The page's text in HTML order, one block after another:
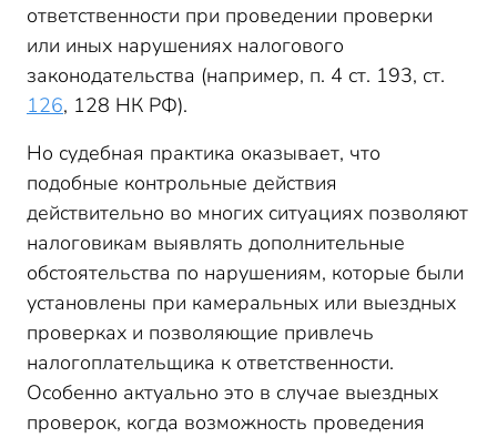
ответственности при проведении проверки
или иных нарушениях налогового
законодательства (например, п. 4 ст. 193, ст.
126, 128 НК РФ).
Но судебная практика оказывает, что
подобные контрольные действия
действительно во многих ситуациях позволяют
налоговикам выявлять дополнительные
обстоятельства по нарушениям, которые были
установлены при камеральных или выездных
проверках и позволяющие привлечь
налогоплательщика к ответственности.
Особенно актуально это в случае выездных
проверок, когда возможность проведения